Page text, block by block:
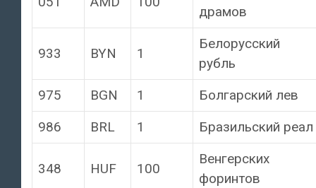
драмов
933 BYN 1
Белорусский
рубль
975
BGN 1
Болгарский лев
986
BRL 1 Бразильский реал
348 HUF 100
Венгерских
форинтов